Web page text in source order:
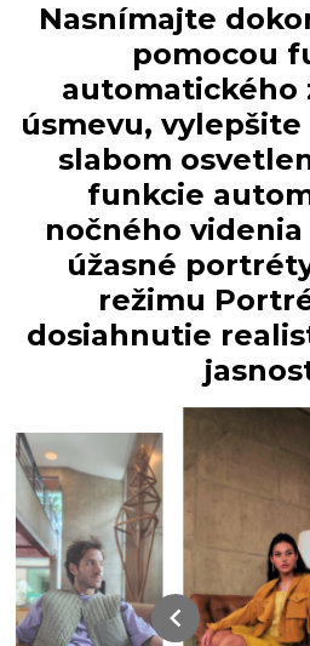
Nasnímajte
pomocou
automatického
úsmevu,
slabom
funkcie
nočného
úžasné
režimu
dosiahnutie